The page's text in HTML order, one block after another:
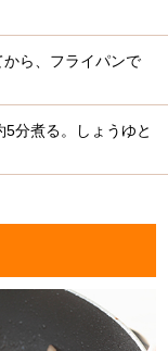
ら、フライパンで
分煮る。しょうゆと